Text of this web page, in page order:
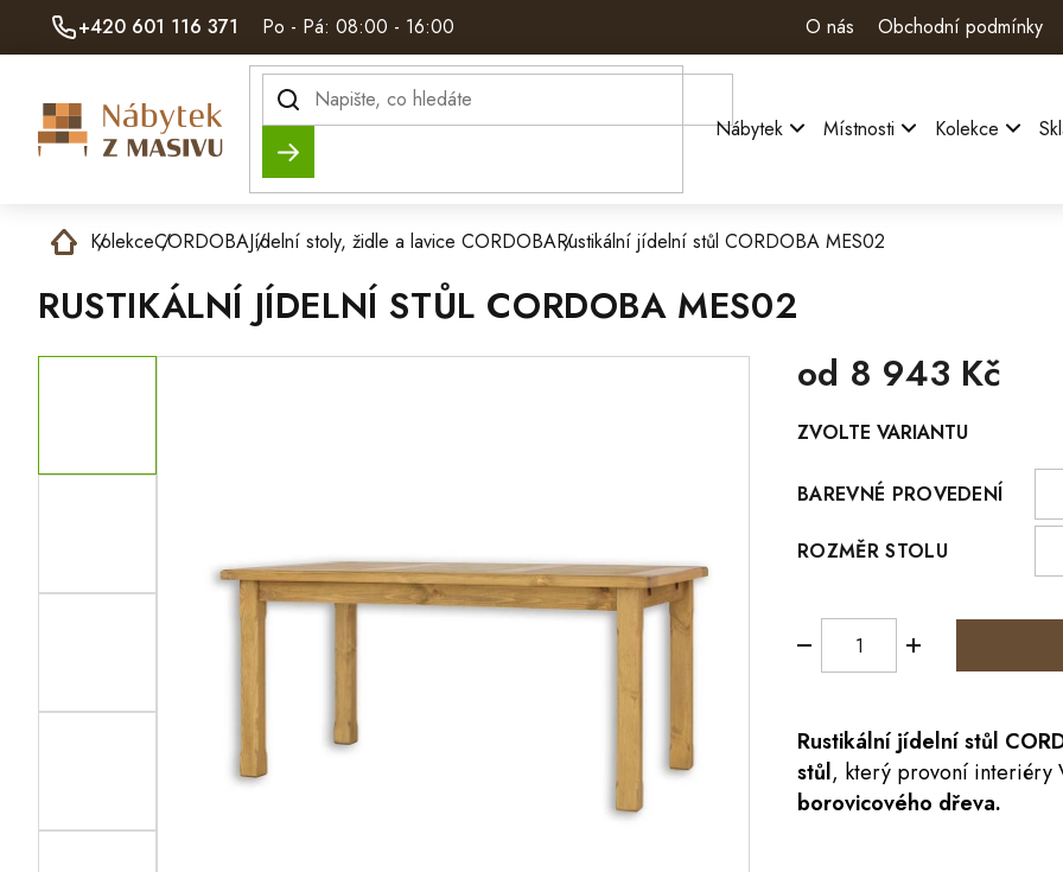
+420 601 116 371 Po - Pá: 08:00 - 16:00 O nás Obchodní podmínky
Hledat Nábytek Místnosti Kolekce
DomůKolekceCORDOBAJídelní stoly, židle a lavice CORDOBARustikální jídelní stůl CORDOBA MES02
RUSTIKÁLNÍ JÍDELNÍ STŮL CORDOBA MES02
od 8 943 Kč
cena:
ZVOLTE VARIANTU
BAREVNÉ PROVEDENÍ
ROZMĚR STOLU
Rustikální jídelnístůl
stůl, který provoní interiéry
borovicového dřeva.